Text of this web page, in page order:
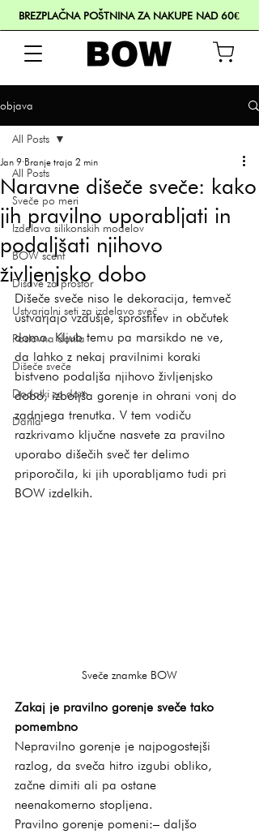
BREZPLAČNA POŠTNINA ZA NAKUPE NAD 60€
objava
All Posts
Sveče po meri
Izdelava silikonskih modelov
BOW scent
Dišave za prostor
Ustvarjalni seti za izdelavo sveč
Poslovna darila
Dišeče sveče
Dodatki za dom
Darila
All Posts
Naravne dišeče sveče: kako
jih pravilno uporabljati in
podaljšati njihovo
življenjsko dobo
Jan 9 Branje traja 2 min
Dišeče sveče niso le dekoracija, temveč
ustvarjajo vzdušje, sprostitev in občutek
doma. Kljub temu pa marsikdo ne ve,
da lahko z nekaj pravilnimi koraki
bistveno podaljša njihovo življenjsko
dobo, izboljša gorenje in ohrani vonj do
zadnjega trenutka. V tem vodiču
razkrivamo ključne nasvete za pravilno
uporabo dišečih sveč ter delimo
priporočila, ki jih uporabljamo tudi pri
BOW izdelkih.
Sveče znamke BOW
Zakaj je pravilno gorenje sveče tako
pomembno
Nepravilno gorenje je najpogostejši
razlog, da sveča hitro izgubi obliko,
začne dimiti ali pa ostane
neenakomerno stopljena.
Pravilno gorenje pomeni:– daljšo